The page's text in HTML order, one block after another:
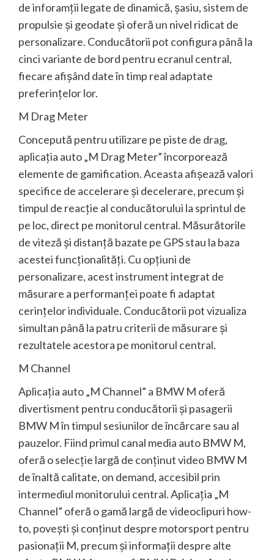
de inforamţii legate de dinamică, şasiu, sistem de
propulsie şi geodate şi oferă un nivel ridicat de
personalizare. Conducătorii pot configura până la
cinci variante de bord pentru ecranul central,
fiecare afişând date în timp real adaptate
preferinţelor lor.
M Drag Meter
Concepută pentru utilizare pe piste de drag,
aplicaţia auto „M Drag Meter” încorporează
elemente de gamification. Aceasta afişează valori
specifice de accelerare şi decelerare, precum şi
timpul de reacţie al conducătorului la sprintul de
pe loc, direct pe monitorul central. Măsurătorile
de viteză şi distanţă bazate pe GPS stau la baza
acestei funcţionalităţi. Cu opţiuni de
personalizare, acest instrument integrat de
măsurare a performanţei poate fi adaptat
cerinţelor individuale. Conducătorii pot vizualiza
simultan până la patru criterii de măsurare şi
rezultatele acestora pe monitorul central.
M Channel
Aplicaţia auto „M Channel” a BMW M oferă
divertisment pentru conducătorii şi pasagerii
BMW M în timpul sesiunilor de încărcare sau al
pauzelor. Fiind primul canal media auto BMW M,
oferă o selecţie largă de conţinut video BMW M
de înaltă calitate, on demand, accesibil prin
intermediul monitorului central. Aplicaţia „M
Channel” oferă o gamă largă de videoclipuri how-
to, poveşti şi conţinut despre motorsport pentru
pasionaţii M, precum şi informaţii despre alte